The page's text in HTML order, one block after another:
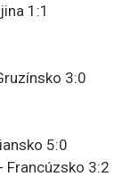
1:1
3:0
5:0
3:2